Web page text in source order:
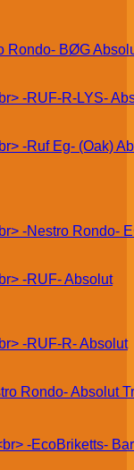
Absolut
Absolut
Absolut